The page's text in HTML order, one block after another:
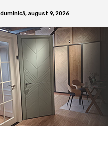
duminică, august 9, 2026